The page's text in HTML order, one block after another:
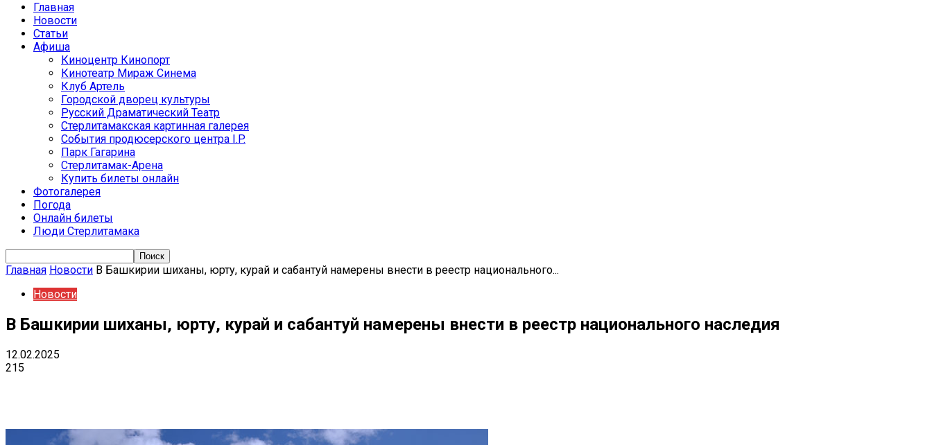
Главная
Новости
Статьи
Афиша
Киноцентр Кинопорт
Кинотеатр Мираж Синема
Клуб Артель
Городской дворец культуры
Русский Драматический Театр
Стерлитамакская картинная галерея
События продюсерского центра I.P.
Парк Гагарина
Стерлитамак-Арена
Купить билеты онлайн
Фотогалерея
Погода
Онлайн билеты
Люди Стерлитамака
Главная Новости В Башкирии шиханы, юрту, курай и сабантуй намерены внести в реестр национального...
Новости
В Башкирии шиханы, юрту, курай и сабантуй намерены внести в реестр национального наследия
12.02.2025
215